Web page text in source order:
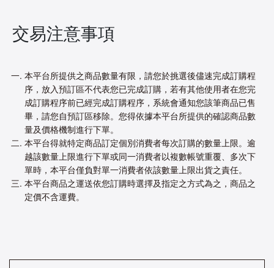
交易注意事項
本平台所提供之商品數量有限，請您於挑選後儘速完成訂購程
序，放入預訂區不代表您已完成訂購，若有其他使用者在您完
成訂購程序前已經完成訂購程序，系統會通知您該筆商品已售
畢，請您自預訂區移除。您得依據本平台所提供的確認商品數
量及價格機制進行下單。
本平台得就特定商品訂定個別消費者每次訂購的數量上限。逾
越該數量上限進行下單或同一消費者以複數帳號重覆、多次下
單時，本平台僅負對單一消費者依該數量上限出貨之責任。
本平台商品之運送依您訂購時選擇及指定之方式為之，商品之
定價不含運費。